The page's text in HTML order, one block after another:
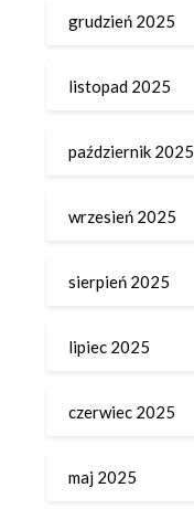
grudzień 2025
listopad 2025
październik 2025
wrzesień 2025
sierpień 2025
lipiec 2025
czerwiec 2025
maj 2025